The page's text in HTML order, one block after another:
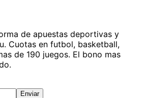
de apuestas deportivas y
Cuotas en futbol, basketball,
de 190 juegos. El bono mas
Enviar